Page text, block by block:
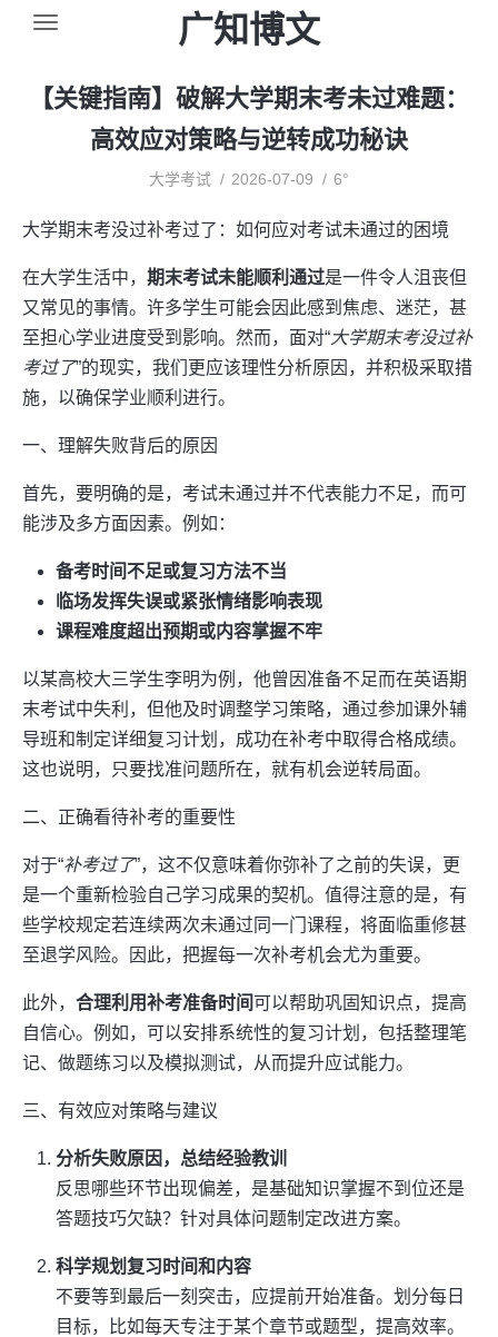
广知博文
【关键指南】破解大学期末考未过难题：
高效应对策略与逆转成功秘诀
大学考试 2026-07-09 6°
大学期末考没过补考过了：如何应对考试未通过的困境
在大学生活中， 期末考试未能顺利通过是一件令人沮丧但
又常见的事情。许多学生可能会因此感到焦虑、迷茫，甚
至担心学业进度受到影响。然而，面对“大学期末考没过补
考过了”的现实，我们更应该理性分析原因，并积极采取措
施，以确保学业顺利进行。
一、理解失败背后的原因
首先，要明确的是，考试未通过并不代表能力不足，而可
能涉及多方面因素。例如：
备考时间不足或复习方法不当
临场发挥失误或紧张情绪影响表现
课程难度超出预期或内容掌握不牢
以某高校大三学生李明为例，他曾因准备不足而在英语期
末考试中失利，但他及时调整学习策略，通过参加课外辅
导班和制定详细复习计划，成功在补考中取得合格成绩。
这也说明，只要找准问题所在，就有机会逆转局面。
二、正确看待补考的重要性
对于“补考过了”，这不仅意味着你弥补了之前的失误，更
是一个重新检验自己学习成果的契机。值得注意的是，有
些学校规定若连续两次未通过同一门课程，将面临重修甚
至退学风险。因此，把握每一次补考机会尤为重要。
此外， 合理利用补考准备时间 可以帮助巩固知识点，提高
自信心。例如，可以安排系统性的复习计划，包括整理笔
记、做题练习以及模拟测试，从而提升应试能力。
三、有效应对策略与建议
分析失败原因，总结经验教训
反思哪些环节出现偏差，是基础知识掌握不到位还是
答题技巧欠缺？针对具体问题制定改进方案。
科学规划复习时间和内容
不要等到最后一刻突击，应提前开始准备。划分每日
目标，比如每天专注于某个章节或题型，提高效率。